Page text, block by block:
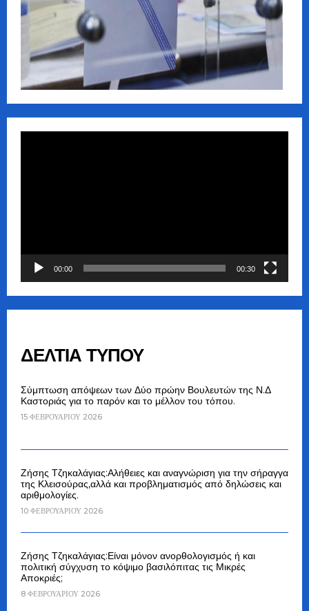
00:00 00:30
ΔΕΛΤΙΑ ΤΥΠΟΥ
Σύμπτωση απόψεων των Δύο πρώην Βουλευτών της Ν.Δ
Καστοριάς για το παρόν και το μέλλον του τόπου.
15 ΦΕΒΡΟΥΑΡΊΟΥ 2026
Ζήσης Τζηκαλάγιας:Αλήθειες και αναγνώριση για την σήραγγα
της Κλεισούρας,αλλά και προβληματισμός από δηλώσεις και
αριθμολογίες.
10 ΦΕΒΡΟΥΑΡΊΟΥ 2026
Ζήσης Τζηκαλάγιας:Είναι μόνον ανορθολογισμός ή και
πολιτική σύγχυση το κόψιμο βασιλόπιτας τις Μικρές
Αποκριές;
8 ΦΕΒΡΟΥΑΡΊΟΥ 2026